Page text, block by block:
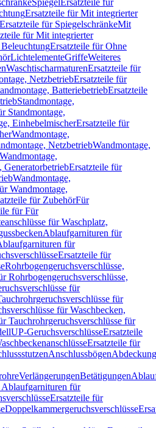
Spiegel Ersatzteile für
Ersatzteile für Mit integrierter
Ersatzteile für SpiegelschränkeMit
für Mit integrierter
Ersatzteile für Ohne
LichtelementeGriffeWeiteres
WaschtischarmaturenErsatzteile für
NetzbetriebErsatzteile für
BatteriebetriebErsatzteile
Standmontage,
Standmontage,
EinhebelmischerErsatzteile für
Wandmontage,
NetzbetriebWandmontage,
GeneratorbetriebErsatzteile für
Wandmontage,
Wandmontage,
für ZubehörFür
für Für
für Waschplatz,
Ablaufgarnituren für
für
Ersatzteile für
Rohrbogengeruchsverschlüsse,
Rohrbogengeruchsverschlüsse,
für
für
für Waschbecken,
Tauchrohrgeruchsverschlüsse für
UP-GeruchsverschlüsseErsatzteile
Ersatzteile für
Anschlussbögen
VerlängerungenBetätigungen
für
Ersatzteile für
Doppelkammergeruchsverschlüsse